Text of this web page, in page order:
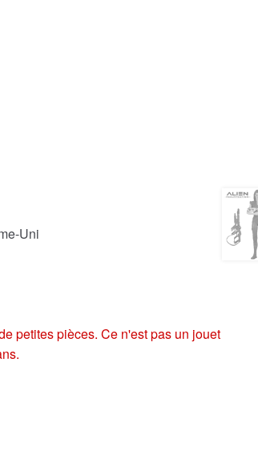
Uni
petites pièces. Ce n'est pas un jouet